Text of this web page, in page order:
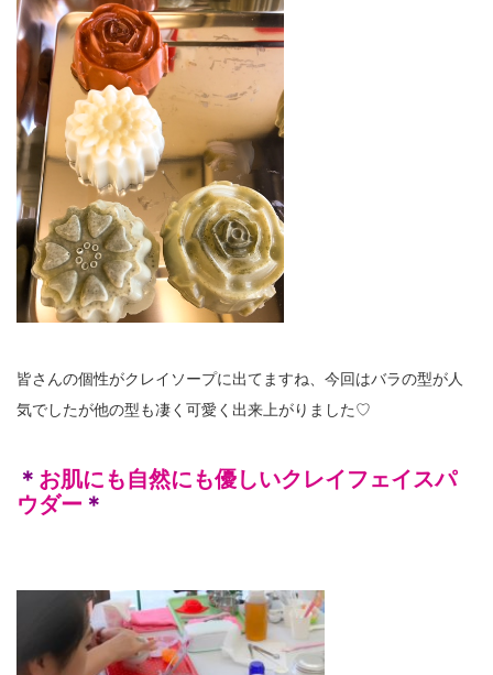
皆さんの個性がクレイソープに出てますね、今回はバラの型が人
気でしたが他の型も凄く可愛く出来上がりました♡
＊ お肌にも自然にも優しいクレイフェイスパ
ウダー ＊